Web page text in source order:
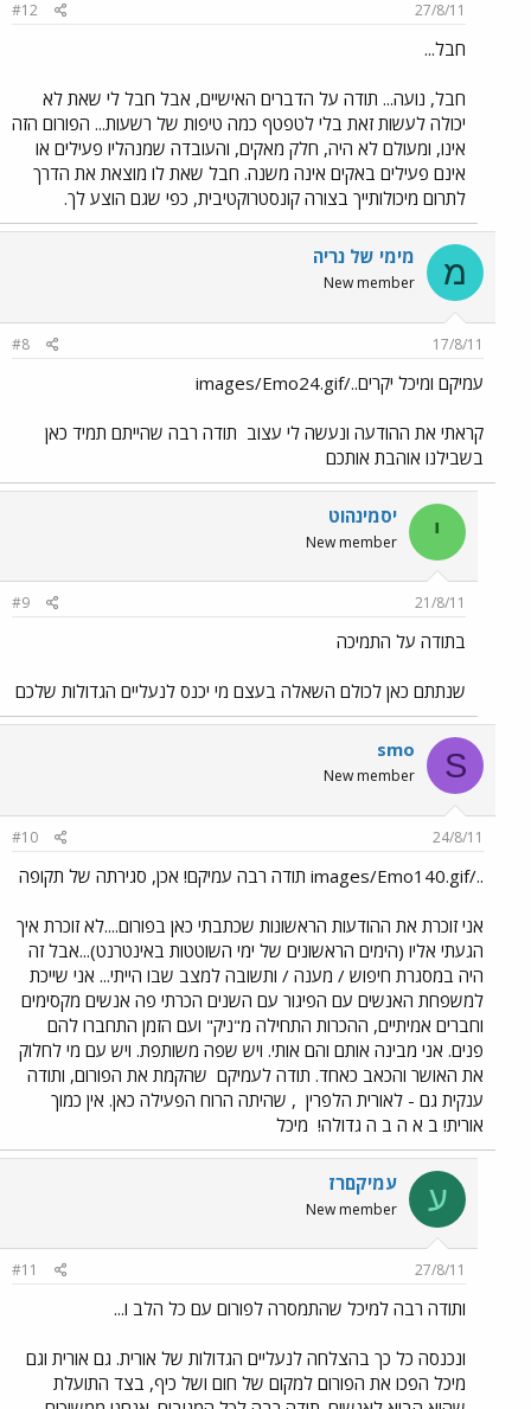
27/8/11
#12
חבל...
חבל, נועה... תודה על הדברים האישיים, אבל חבל לי שאת לא
יכולה לעשות זאת בלי לטפטף כמה טיפות של רשעות... הפורום הזה
אינו, ומעולם לא היה, חלק מאקים, והעובדה שמנהליו פעילים או
אינם פעילים באקים אינה משנה. חבל שאת לו מוצאת את הדרך
לתרום מיכולותייך בצורה קונסטרוקטיבית, כפי שגם הוצע לך.
מ מימי של נריה
New member
17/8/11
#8
עמיקם ומיכל יקרים../images/Emo24.gif
קראתי את ההודעה ונעשה לי עצוב תודה רבה שהייתם תמיד כאן
בשבילנו אוהבת אותכם
י יסמינהוט
New member
21/8/11
#9
בתודה על התמיכה
שנתתם כאן לכולם השאלה בעצם מי יכנס לנעליים הגדולות שלכם
S
smo
New member
24/8/11
#10
../images/Emo140.gif תודה רבה עמיקם! אכן, סגירתה של תקופה
אני זוכרת את ההודעות הראשונות שכתבתי כאן בפורום....לא זוכרת איך
הגעתי אליו (הימים הראשונים של ימי השוטטות באינטרנט)...אבל זה
היה במסגרת חיפוש / מענה / ותשובה למצב שבו הייתי... אני שייכת
למשפחת האנשים עם הפיגור עם השנים הכרתי פה אנשים מקסימים
וחברים אמיתיים, ההכרות התחילה מ"ניק" ועם הזמן התחברו להם
פנים. אני מבינה אותם והם אותי. ויש שפה משותפת. ויש עם מי לחלוק
את האושר והכאב כאחד. תודה לעמיקם שהקמת את הפורום, ותודה
ענקית גם - לאורית הלפרין , שהיתה הרוח הפעילה כאן. אין כמוך
אורית! ב א ה ב ה גדולה! מיכל
ע עמיקםרז
New member
27/8/11
#11
ותודה רבה למיכל שהתמסרה לפורום עם כל הלב ו...
ונכנסה כל כך בהצלחה לנעליים הגדולות של אורית. גם אורית וגם
מיכל הפכו את הפורום למקום של חום ושל כיף, בצד התועלת